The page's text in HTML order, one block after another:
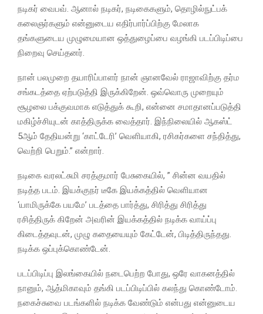
நடிகர் வைபவ். ஆனால் நடிகர், நடிகைகளும், தொழில்நுட்பக்
கலைஞர்களும் என்னுடைய எதிர்பார்ப்பிற்கு மேலாக
தங்களுடைய முழுமையான ஒத்துழைப்பை வழங்கி படப்பிடிப்பை
நிறைவு செய்தனர்.
நான் பலமுறை தயாரிப்பாளர் நான் ஞானவேல் ராஜாவிற்கு தர்ம
சங்கடத்தை ஏற்படுத்தி இருக்கிறேன். ஒவ்வொரு முறையும்
சூழலை பக்குவமாக எடுத்துக் கூறி, என்னை சமாதானப்படுத்தி
மகிழ்ச்சியுடன் காத்திருக்க வைத்தார். இந்நிலையில் ஆகஸ்ட்
5ஆம் தேதியன்று ‘காட்டேரி’ வெளியாகி, ரசிகர்களை சந்தித்து,
வெற்றி பெறும்.” என்றார்.
நடிகை வரலட்சுமி சரத்குமார் பேசுகையில், ” சின்ன வயதில்
நடித்த படம். இயக்குநர் டீகே இயக்கத்தில் வெளியான
‘யாமிருக்கே பயமே’ படத்தை பார்த்து, சிரித்து சிரித்து
ரசித்திருக் கிறேன் அவரின் இயக்கத்தில் நடிக்க வாய்ப்பு
கிடைத்தவுடன், முழு கதையையும் கேட்டேன், பிடித்திருந்தது.
நடிக்க ஒப்புக்கொண்டேன்.
படப்பிடிப்பு இலங்கையில் நடைபெற்ற போது, ஒரே வாகனத்தில்
நானும், ஆத்மிகாவும் தங்கி படப்பிடிப்பில் கலந்து கொண்டோம்.
நகைச்சுவை படங்களில் நடிக்க வேண்டும் என்பது என்னுடைய